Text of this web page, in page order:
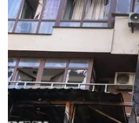
Ảnh minh
Nhằm đáp ứng